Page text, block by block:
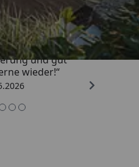
4,93/ 5
und gut
wieder!“